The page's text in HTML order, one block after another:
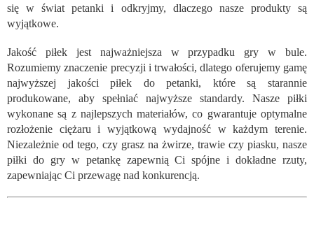
się w świat petanki i odkryjmy, dlaczego nasze produkty są
wyjątkowe.
Jakość piłek jest najważniejsza w przypadku gry w bule.
Rozumiemy znaczenie precyzji i trwałości, dlatego oferujemy gamę
najwyższej jakości piłek do petanki, które są starannie
produkowane, aby spełniać najwyższe standardy. Nasze piłki
wykonane są z najlepszych materiałów, co gwarantuje optymalne
rozłożenie ciężaru i wyjątkową wydajność w każdym terenie.
Niezależnie od tego, czy grasz na żwirze, trawie czy piasku, nasze
piłki do gry w petankę zapewnią Ci spójne i dokładne rzuty,
zapewniając Ci przewagę nad konkurencją.